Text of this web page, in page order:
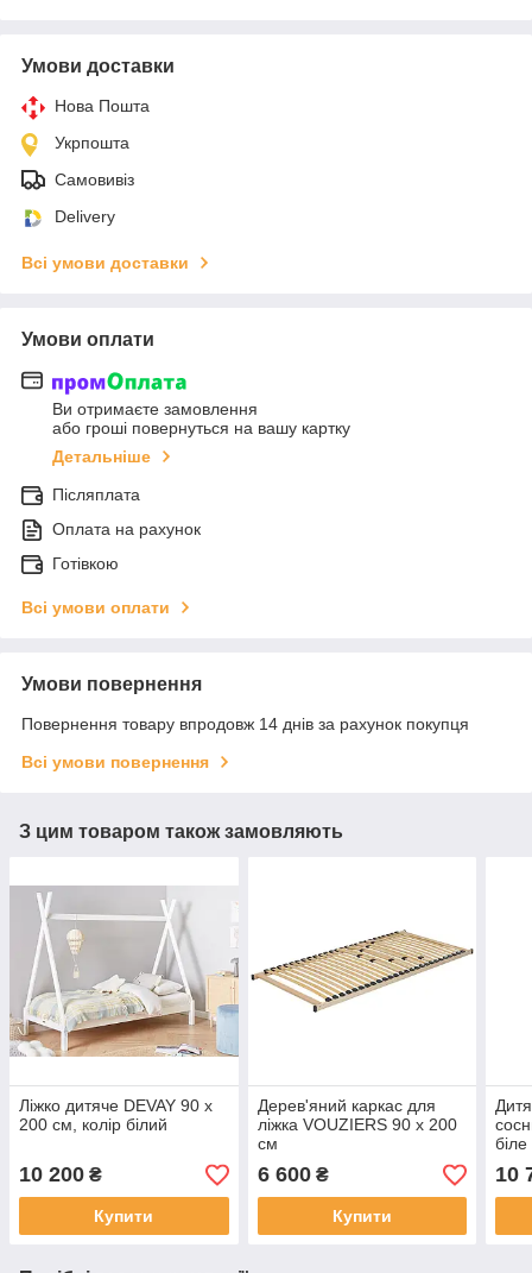
Умови доставки
Нова Пошта
Укрпошта
Самовивіз
Delivery
Всі умови доставки
Умови оплати
Ви отримаєте замовлення
або гроші повернуться на вашу картку
Детальніше
Післяплата
Оплата на рахунок
Готівкою
Всі умови оплати
Умови повернення
Повернення товару впродовж 14 днів за рахунок покупця
Всі умови повернення
З цим товаром також замовляють
Ліжко дитяче DEVAY 90 x
200 см, колір білий
10 200 ₴
Купити
Дерев'яний каркас для
ліжка VOUZIERS 90 x 200
см
6 600₴
Купити
біле
10